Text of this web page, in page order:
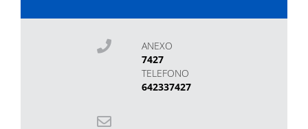
ANEXO
7427
TELEFONO
642337427